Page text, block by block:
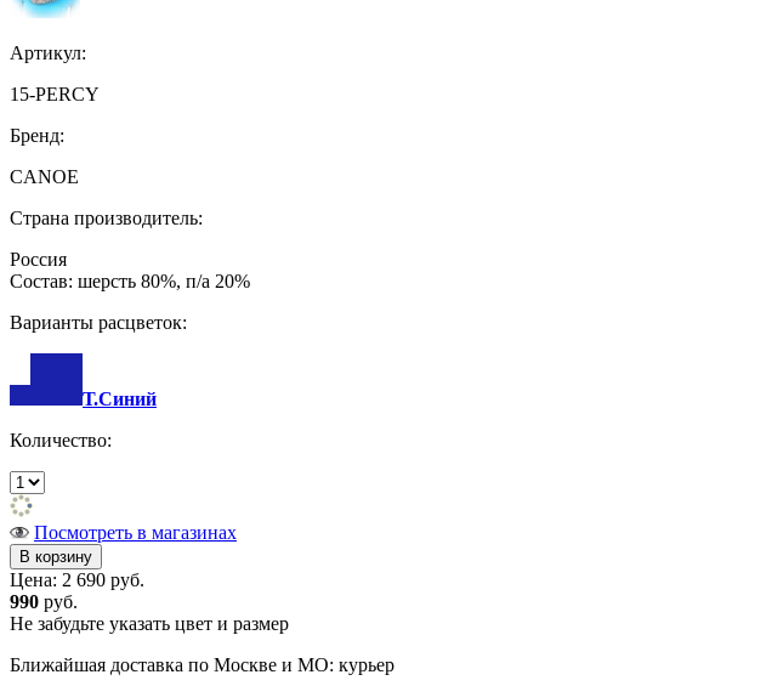
Артикул:
15-PERCY
Бренд:
CANOE
Страна производитель:
Россия
Состав: шерсть 80%, п/а 20%
Варианты расцветок:
Т.Синий
Количество:
Посмотреть в магазинах
Цена: 2 690 руб.
990 руб.
Не забудьте указать цвет и размер
Ближайшая доставка по Москве и МО: курьер